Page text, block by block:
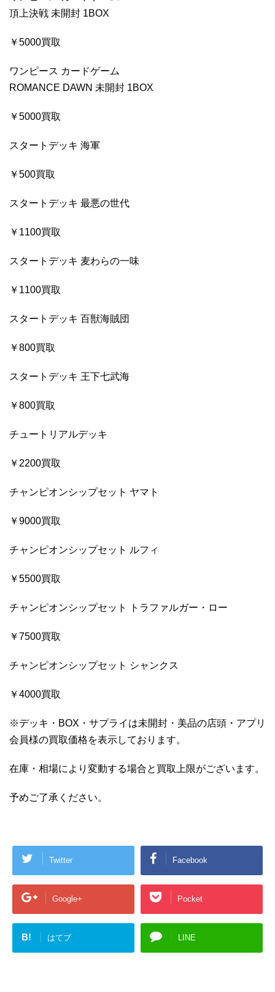
頂上決戦 未開封 1BOX
￥5000買取
ワンピース カードゲーム
ROMANCE DAWN 未開封 1BOX
￥5000買取
スタートデッキ 海軍
￥500買取
スタートデッキ 最悪の世代
￥1100買取
スタートデッキ 麦わらの一味
￥1100買取
スタートデッキ 百獣海賊団
￥800買取
スタートデッキ 王下七武海
￥800買取
チュートリアルデッキ
￥2200買取
チャンピオンシップセット ヤマト
￥9000買取
チャンピオンシップセット ルフィ
￥5500買取
チャンピオンシップセット トラファルガー・ロー
￥7500買取
チャンピオンシップセット シャンクス
￥4000買取
※デッキ・BOX・サプライは未開封・美品の店頭・アプリ
会員様の買取価格を表示しております。
在庫・相場により変動する場合と買取上限がございます。
予めご了承ください。
Twitter Facebook
Google+ Pocket
B! はてブ LINE